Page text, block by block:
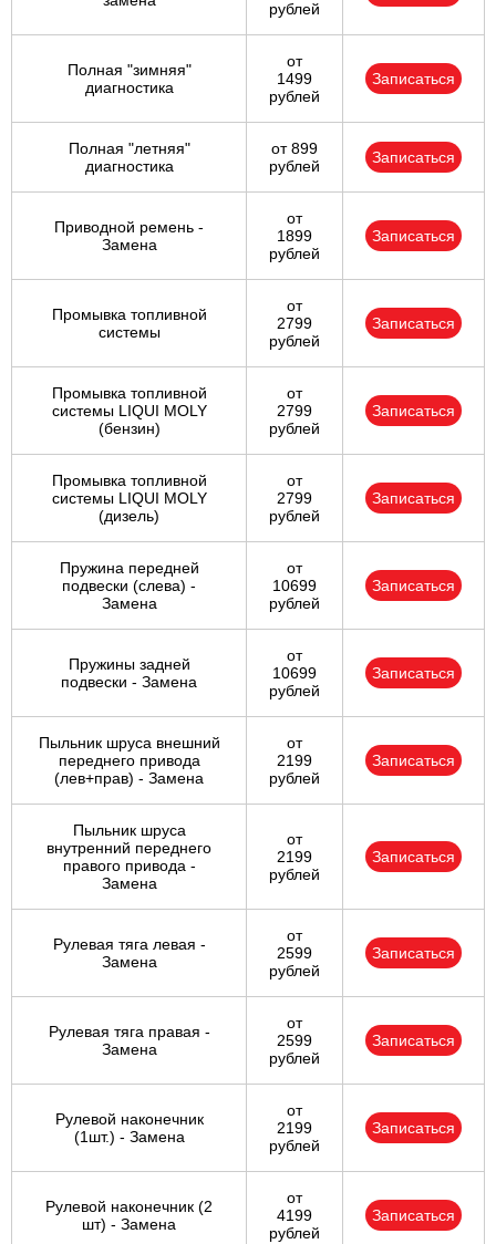
рублей
Полная "зимняя"
диагностика
от
1499
рублей
Записаться
Полная "летняя"
диагностика
от 899
рублей
Записаться
Приводной ремень -
Замена
от
1899
рублей
Записаться
Промывка топливной
системы
от
2799
рублей
Записаться
Промывка топливной
системы LIQUI MOLY
(бензин)
от
2799
рублей
Записаться
Промывка топливной
системы LIQUI MOLY
(дизель)
от
2799
рублей
Записаться
Пружина передней
подвески (слева) -
Замена
от
10699
рублей
Записаться
Пружины задней
подвески - Замена
от
10699
рублей
Записаться
Пыльник шруса внешний
переднего привода
(лев+прав) - Замена
от
2199
рублей
Записаться
Пыльник шруса
внутренний переднего
правого привода -
Замена
от
2199
рублей
Записаться
Рулевая тяга левая -
Замена
от
2599
рублей
Записаться
Рулевая тяга правая -
Замена
от
2599
рублей
Записаться
Рулевой наконечник
(1шт.) - Замена
от
2199
рублей
Записаться
Рулевой наконечник (2
шт) - Замена
от
4199
рублей
Записаться